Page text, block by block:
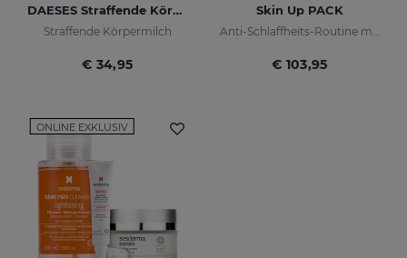
DAESES Straffende Körpermilch
Straffende Körpermilch
€ 34,95
Skin Up PACK
€ 103,95
ONLINE EXKLUSIV